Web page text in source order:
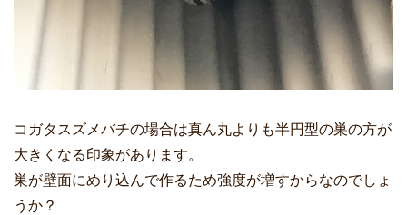
コガタスズメバチの場合は真ん丸よりも半円型の巣の方が
大きくなる印象があります。
巣が壁面にめり込んで作るため強度が増すからなのでしょ
うか？